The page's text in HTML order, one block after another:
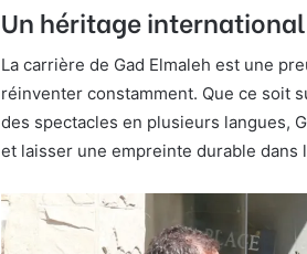
Un héritage
La carrière de Gad Elmaleh est une
réinventer constamment. Que ce soit
des spectacles en plusieurs langues,
et laisser une empreinte durable dans